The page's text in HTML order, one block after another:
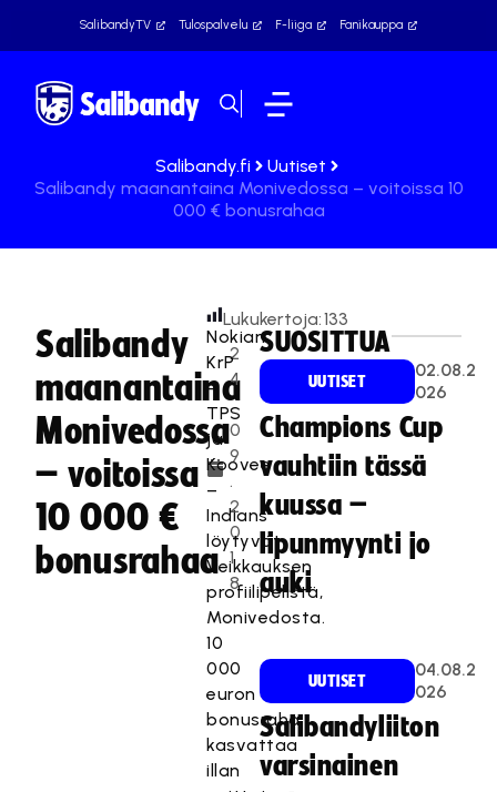
SalibandyTV Tulospalvelu F-liiga Fanikauppa
Salibandy.fi
Uutiset
Salibandy maanantaina Monivedossa – voitoissa 10
000 € bonusrahaa
Salibandy
maanantaina
Monivedossa
– voitoissa
10 000 €
bonusrahaa
2
4
.
0
9
.
2
0
1
8
Lukukertoja:133
Nokian
KrP
–
TPS
ja
Koovee
–
Indians
löytyvät
Veikkauksen
profiilipelistä,
Monivedosta.
10
000
euron
bonusraha
kasvattaa
illan
SUOSITTUA
UUTISET
02.08.2
026
Champions Cup
vauhtiin tässä
kuussa –
lipunmyynti jo
auki
UUTISET
04.08.2
026
Salibandyliiton
varsinainen